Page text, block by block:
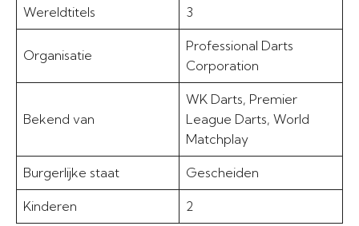
Wereldtitels 3
Organisatie
Professional Darts
Corporation
Bekend van
WK Darts, Premier
League Darts, World
Matchplay
Burgerlijke staat Gescheiden
Kinderen 2